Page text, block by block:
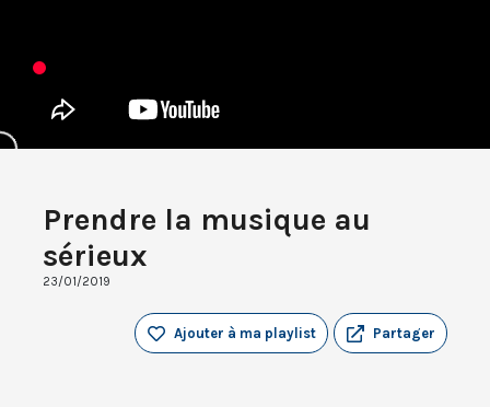
Prendre la musique au
sérieux
23/01/2019
Partager
Ajouter à ma playlist